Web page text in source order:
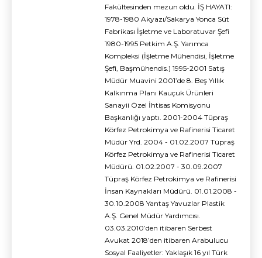
Fakültesinden mezun oldu. İŞ HAYATI:
1978-1980 Akyazı/Sakarya Yonca Süt
Fabrikası İşletme ve Laboratuvar Şefi
1980-1995 Petkim A.Ş. Yarımca
Kompleksi (İşletme Mühendisi, İşletme
Şefi, Başmühendis.) 1995-2001 Satış
Müdür Muavini 2001’de 8. Beş Yıllık
Kalkınma Planı Kauçuk Ürünleri
Sanayii Özel İhtisas Komisyonu
Başkanlığı yaptı. 2001-2004 Tüpraş
Körfez Petrokimya ve Rafinerisi Ticaret
Müdür Yrd. 2004 - 01.02.2007 Tüpraş
Körfez Petrokimya ve Rafinerisi Ticaret
Müdürü. 01.02.2007 - 30.09.2007
Tüpraş Körfez Petrokimya ve Rafinerisi
İnsan Kaynakları Müdürü. 01.01.2008 -
30.10.2008 Yantaş Yavuzlar Plastik
A.Ş. Genel Müdür Yardımcısı.
03.03.2010’den itibaren Serbest
Avukat 2018’den itibaren Arabulucu
Sosyal Faaliyetler: Yaklaşık 16 yıl Türk